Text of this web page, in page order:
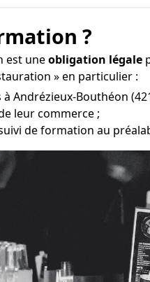
?
est uneobligation légale
» en particulier :
Andrézieux-Bouthéon
leur commerce ;
de formation au